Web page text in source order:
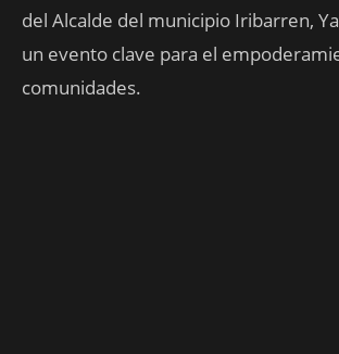
del Alcalde del municipio Iribarren,
un evento clave para el
comunidades.